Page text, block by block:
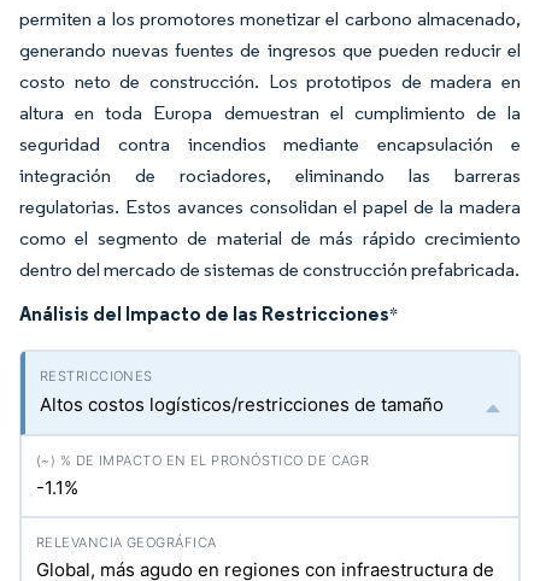
permiten a los promotores monetizar el carbono almacenado,
generando nuevas fuentes de ingresos que pueden reducir el
costo neto de construcción. Los prototipos de madera en
altura en toda Europa demuestran el cumplimiento de la
seguridad contra incendios mediante encapsulación e
integración de rociadores, eliminando las barreras
regulatorias. Estos avances consolidan el papel de la madera
como el segmento de material de más rápido crecimiento
dentro del mercado de sistemas de construcción prefabricada.
Análisis del Impacto de las Restricciones*
Altos costos logísticos/restricciones de tamaño
-1.1%
Global, más agudo en regiones con infraestructura de